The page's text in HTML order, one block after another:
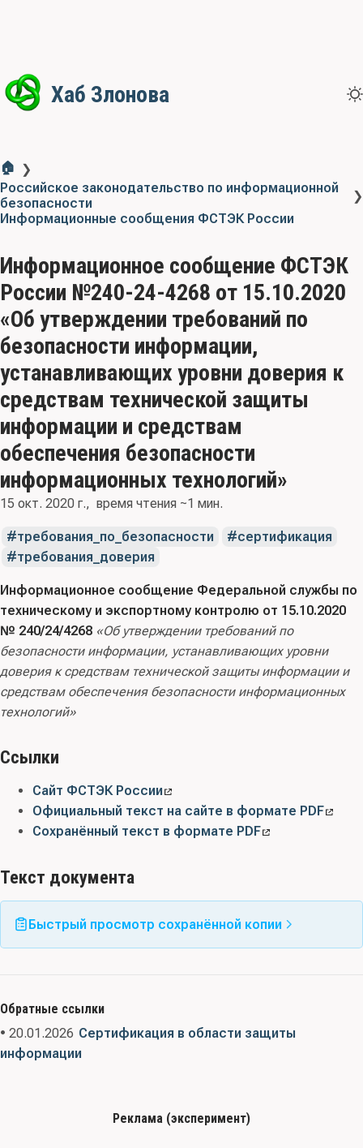
Хаб Злонова
🏠 ❯
Российское законодательство по информационной
безопасности
❯
Информационные сообщения ФСТЭК России
Информационное сообщение ФСТЭК
России №240-24-4268 от 15.10.2020
«Об утверждении требований по
безопасности информации,
устанавливающих уровни доверия к
средствам технической защиты
информации и средствам
обеспечения безопасности
информационных технологий»
15 окт. 2020 г. время чтения ~1 мин.
требования_по_безопасности
сертификация
требования_доверия
Информационное сообщение Федеральной службы по
техническому и экспортному контролю от 15.10.2020
№ 240/24/4268 «Об утверждении требований по
безопасности информации, устанавливающих уровни
доверия к средствам технической защиты информации и
средствам обеспечения безопасности информационных
технологий»
Ссылки
Сайт ФСТЭК России
Официальный текст на сайте в формате PDF
Сохранённый текст в формате PDF
Текст документа
Быстрый просмотр сохранённой копии
Обратные ссылки
• 20.01.2026 Сертификация в области защиты
информации
Реклама (эксперимент)